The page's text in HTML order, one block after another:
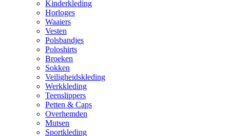
Kinderkleding
Horloges
Waaiers
Vesten
Polsbandjes
Poloshirts
Broeken
Sokken
Veiligheidskleding
Werkkleding
Teenslippers
Petten & Caps
Overhemden
Mutsen
Sportkleding